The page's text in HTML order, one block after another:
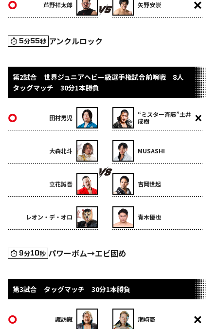
芦野祥太郎 矢野安崇
5分55秒 アンクルロック
第2試合 世界ジュニアヘビー級選手権試合前哨戦 8人
タッグマッチ 30分1本勝負
田村男児
大森北斗
立花誠吾
レオン・デ・オロ
“ミスター斉藤”土井
成樹
MUSASHI
吉岡世起
青木優也
9分10秒 パワーボム→エビ固め
第3試合 タッグマッチ 30分1本勝負
諏訪魔 潮﨑豪